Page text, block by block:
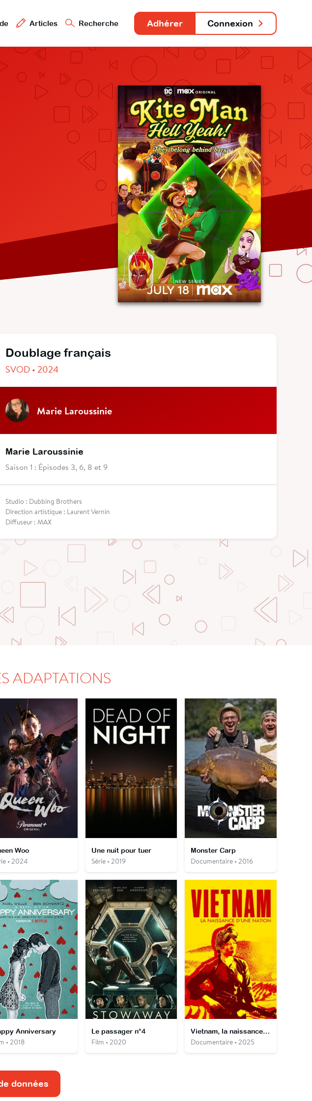
Articles Recherche Adhérer Connexion
Doublage français
SVOD • 2024
Marie Laroussinie
Marie Laroussinie
Saison 1 : Épisodes 3, 6, 8 et 9
Studio : Dubbing Brothers
Direction artistique : Laurent Vernin
Diffuseur : MAX
ADAPTATIONS
Woo
• 2024
Une nuit pour tuer
Série • 2019
Monster Carp
Documentaire • 2016
Anniversary
• 2018
Le passager n°4
Film • 2020
Vietnam, la naissance d'une nation
Documentaire • 2025
données